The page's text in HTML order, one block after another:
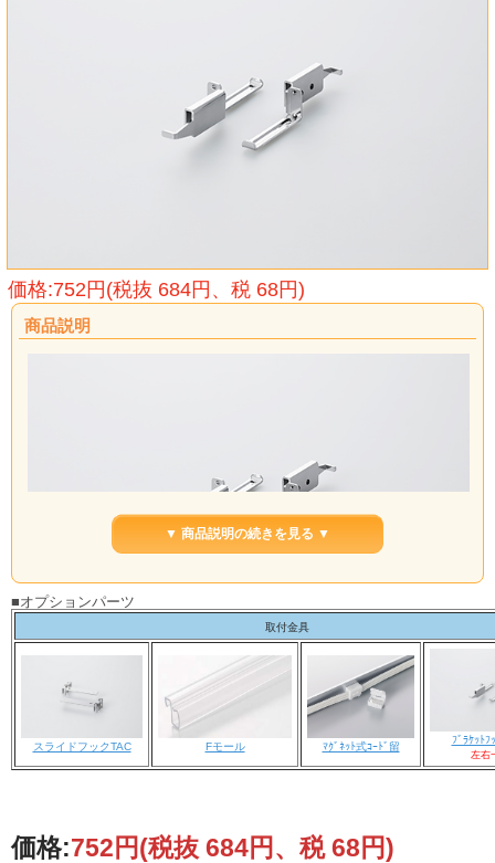
価格:752円(税抜 684円、税 68円)
商品説明
◎TA-LEDをブラケット前面に取り付ける際使用します。
◎他の取付オプションをお求めの場合は下記商品表をご確認ください。
▼ 商品説明の続きを見る ▼
■オプションパーツ
取付金具
スライドフックTAC Fモール ﾏｸﾞﾈｯﾄ式ｺｰﾄﾞ留
ﾌﾞﾗｹｯﾄﾌ
左右
価格:752円(税抜 684円、税 68円)